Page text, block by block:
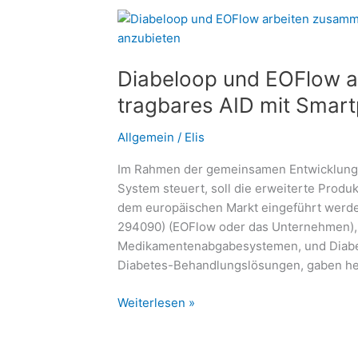
Leben
führen
Thema
#DiabetesDialog:
Welche
spielt
die
Ernährung?
Diabeloop und EOFlow
tragbares AID mit
Allgemein / Elis
Im Rahmen der gemeinsamen
System steuert, soll die erweiterte
dem europäischen Markt eingeführt
294090) (EOFlow oder das
Medikamentenabgabesystemen, und
Diabetes-Behandlungslösungen, gaben
Diabeloop
Weiterlesen »